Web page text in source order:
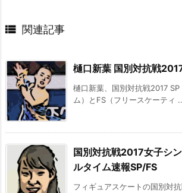
 関連記事
樋口新葉 国別対抗戦
樋口新葉、国別対抗戦2017
ム）とFS（フリースケーティ
国別対抗戦2017女子シ
ルタイム速報SP/FS
フィギュアスケートの国別対